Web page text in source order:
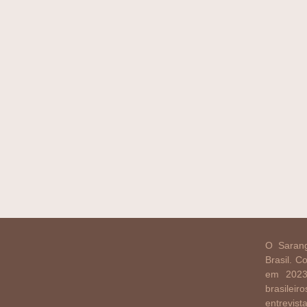
O
Brasil.
em